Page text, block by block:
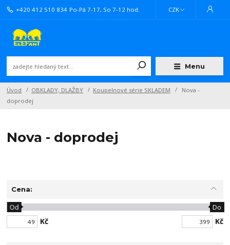
Menu
CZK
+420 412 510 834 Po-Pá 7-17, So 7-12 hod.
Úvod OBKLADY, DLAŽBY Koupelnové série SKLADEM
Nova -
doprodej
Nova - doprodej
Cena:
Kč
Od Do
Kč